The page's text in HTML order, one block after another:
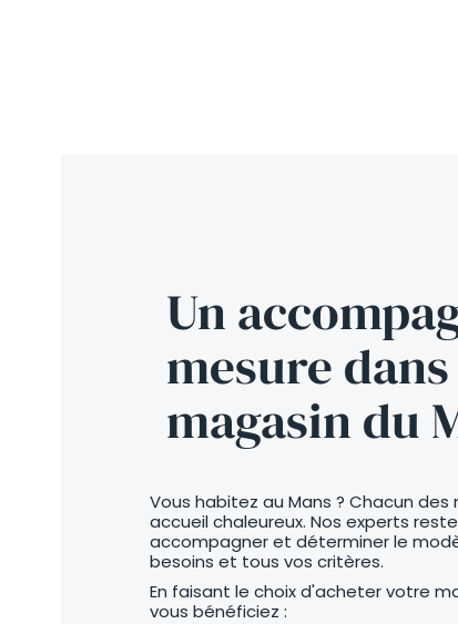
Un
mesure
magasin du
Vous habitez au Mans ? Chacun
accueil chaleureux. Nos experts
accompagner et déterminer le
besoins et tous vos critères.
En faisant le choix d'acheter votre
vous bénéficiez :